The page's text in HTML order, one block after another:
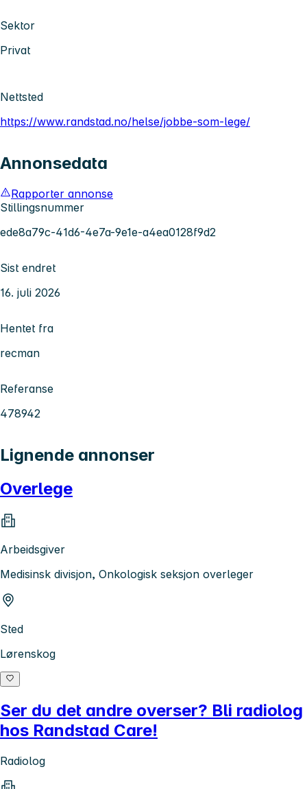
Sektor
Privat
Nettsted
https://www.randstad.no/helse/jobbe-som-lege/
Annonsedata
Rapporter annonse
Stillingsnummer
ede8a79c-41d6-4e7a-9e1e-a4ea0128f9d2
Sist endret
16. juli 2026
Hentet fra
recman
Referanse
478942
Lignende annonser
Overlege
Arbeidsgiver
Medisinsk divisjon, Onkologisk seksjon overleger
Sted
Lørenskog
Ser du det andre overser? Bli radiolog
hos Randstad Care!
Radiolog